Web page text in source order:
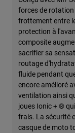
forces de
frottement entre
protection à
composite
sacrifier sa
routage
fluide pendant
encore amélioré
ventilation ainsi
joues Ionic + ®
frais. La sécurité
casque de moto